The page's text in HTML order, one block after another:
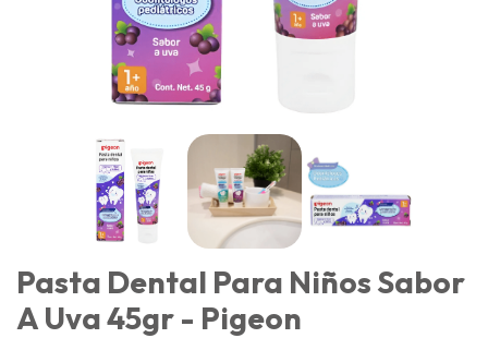
Pasta Dental Para Niños Sabor
A Uva 45gr - Pigeon